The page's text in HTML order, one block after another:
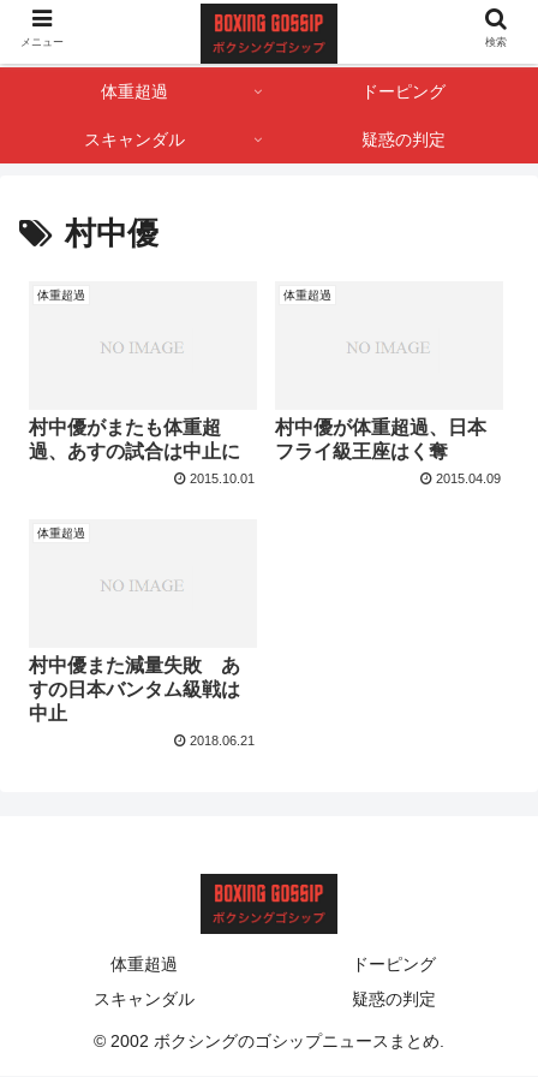
ボクサー・ボクシング界のゴシップやスキャンダル情報を記録しておくサイト
です。
体重超過 ドーピング
スキャンダル 疑惑の判定
村中優
体重超過
村中優がまたも体重超
過、あすの試合は中止に
2015.10.01
体重超過
村中優が体重超過、日本
フライ級王座はく奪
2015.04.09
体重超過
村中優また減量失敗 あ
すの日本バンタム級戦は
中止
2018.06.21
体重超過
ドーピング
スキャンダル
疑惑の判定
© 2002 ボクシングのゴシップニュースまとめ.
メニュー 検索